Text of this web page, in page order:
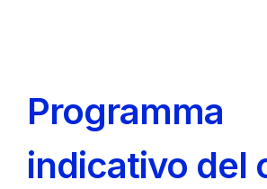
Programma
indicativo del